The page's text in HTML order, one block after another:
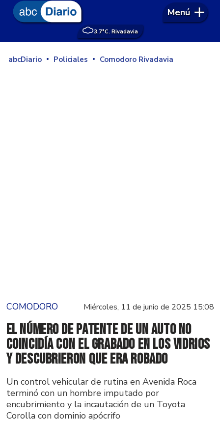
3.7°C. Rivadavia
Menú
abcDiario Policiales Comodoro Rivadavia
COMODORO Miércoles, 11 de junio de 2025 15:08
El número de patente de un auto no
coincidía con el grabado en los vidrios
y descubrieron que era robado
Un control vehicular de rutina en Avenida Roca
terminó con un hombre imputado por
encubrimiento y la incautación de un Toyota
Corolla con dominio apócrifo